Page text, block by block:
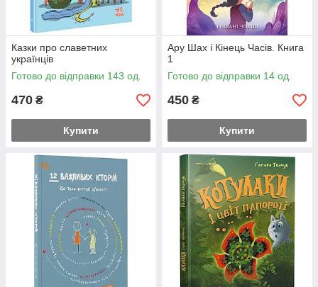
Казки про славетних
українців
Готово до відправки 143 од.
470 ₴
Купити
Ару Шах і Кінець Часів. Книга
1
Готово до відправки 14 од.
450 ₴
Купити